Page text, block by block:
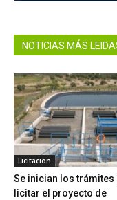
NOTICIAS MÁS
Licitacion
Se inician los trámites
licitar el proyecto de